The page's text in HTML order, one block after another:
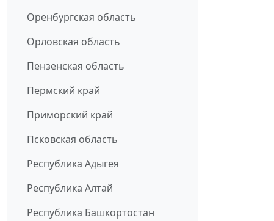
Оренбургская область
Орловская область
Пензенская область
Пермский край
Приморский край
Псковская область
Республика Адыгея
Республика Алтай
Республика Башкортостан